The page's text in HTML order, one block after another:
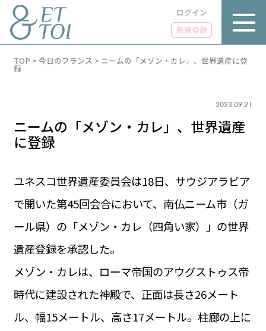
ログイン
新規登録
LUXE
グルメ
LIFE STYLE
BUSINESS
ビジネス・キャリア
INFOS PRATIQUES
PARIS 14℃ / 12℃
FR 14:36 ／ JP 21:36
1€＝182.37円
運営会社
サイトポリシー
TOP > 今日のフランス > ニームの「メゾン・カレ」、世界遺産に登
録
2023.09.21
ニームの「メゾン・カレ」、世界遺産
に登録
ユネスコ世界遺産委員会は18日、サウジアラビア
で開いた第45回会合において、南仏ニーム市（ガ
ール県）の「メゾン・カレ（四角い家）」の世界
遺産登録を承認した。
メゾン・カレは、ローマ帝国のアウグストゥス帝
時代に建設された神殿で、正面は長さ26メート
ル、幅15メートル、高さ17メートル。柱廊の上に